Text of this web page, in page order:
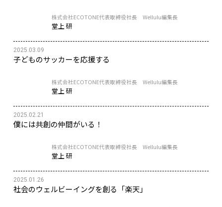
株式会社ECOTONE代表取締役社長 Wellulu編集長
堂上 研
2025.03.09
子どものサッカーを応援する
株式会社ECOTONE代表取締役社長 Wellulu編集長
堂上 研
2025.02.21
僕には共創の仲間がいる！
株式会社ECOTONE代表取締役社長 Wellulu編集長
堂上 研
2025.01.26
社会のウェルビーイングを創る「楽天」